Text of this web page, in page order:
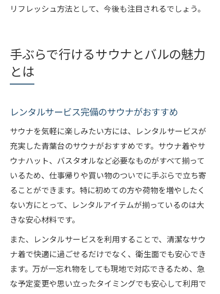
リフレッシュ方法として、今後も注目されるでしょう。
手ぶらで行けるサウナとバルの魅力
とは
レンタルサービス完備のサウナがおすすめ
サウナを気軽に楽しみたい方には、レンタルサービスが
充実した青葉台のサウナがおすすめです。サウナ着やサ
ウナハット、バスタオルなど必要なものがすべて揃って
いるため、仕事帰りや買い物のついでに手ぶらで立ち寄
ることができます。特に初めての方や荷物を増やしたく
ない方にとって、レンタルアイテムが揃っているのは大
きな安心材料です。
また、レンタルサービスを利用することで、清潔なサウ
ナ着で快適に過ごせるだけでなく、衛生面でも安心でき
ます。万が一忘れ物をしても現地で対応できるため、急
な予定変更や思い立ったタイミングでも安心して利用で